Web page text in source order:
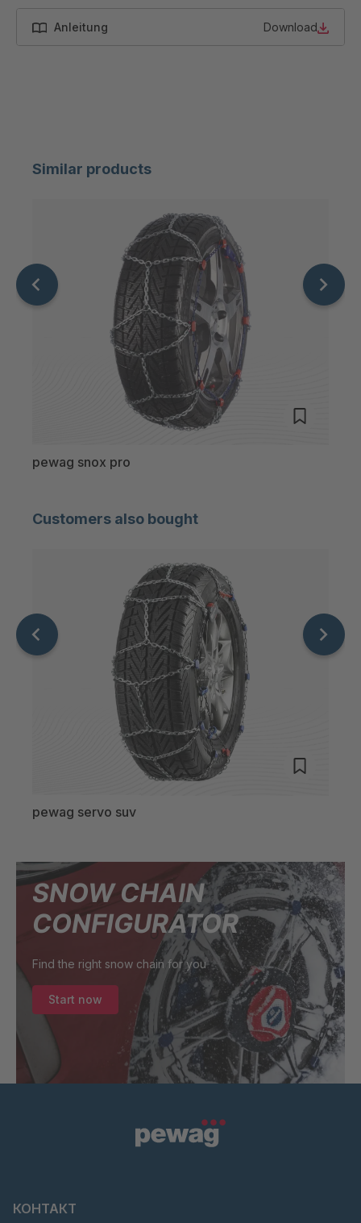
Anleitung Download
Similar products
pewag snox pro
Customers also bought
pewag servo suv
SNOW CHAIN
CONFIGURATOR
Find the right snow chain for you
Start now
КОНТАКТ